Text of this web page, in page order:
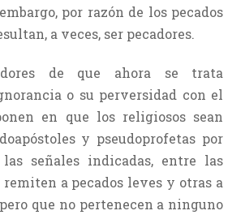
por razón de los pecados
a veces, ser pecadores.
de que ahora se trata
o su perversidad con el
en que los religiosos sean
y pseudoprofetas por
señales indicadas, entre las
remiten a pecados leves y otras a
que no pertenecen a ninguno